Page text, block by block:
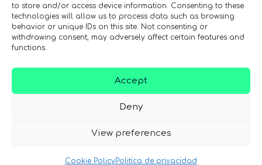
to store and/or access device information. Consenting to these
technologies will allow us to process data such as browsing
behavior or unique IDs on this site. Not consenting or
withdrawing consent, may adversely affect certain features and
functions.
Accept
Deny
View preferences
Cookie PolicyPolitica de privacidad
Síguenos CONTACTO
Términos y condiciones